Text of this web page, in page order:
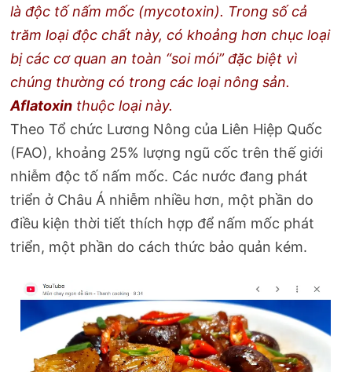
là độc tố nấm mốc (mycotoxin). Trong số cả
trăm loại độc chất này, có khoảng hơn chục loại
bị các cơ quan an toàn “soi mói” đặc biệt vì
chúng thường có trong các loại nông sản.
Aflatoxin thuộc loại này.
Theo Tổ chức Lương Nông của Liên Hiệp Quốc
(FAO), khoảng 25% lượng ngũ cốc trên thế giới
nhiễm độc tố nấm mốc. Các nước đang phát
triển ở Châu Á nhiễm nhiều hơn, một phần do
điều kiện thời tiết thích hợp để nấm mốc phát
triển, một phần do cách thức bảo quản kém.